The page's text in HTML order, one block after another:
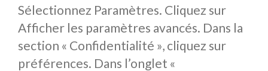
Sélectionnez Paramètres. Cliquez sur
Afficher les paramètres avancés. Dans la
section « Confidentialité », cliquez sur
préférences. Dans l’onglet «